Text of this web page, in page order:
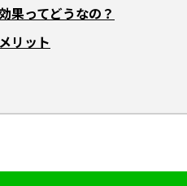
果ってどうなの？
リット